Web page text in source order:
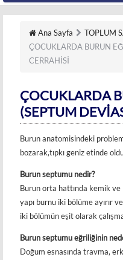
Ana Sayfa TOPLUM
ÇOCUKLARDA BURUN
CERRAHİSİ
ÇOCUKLARDA
(SEPTUM
Burun anatomisindeki
bozarak,tıpkı geniz etinde
Burun septumu nedir?
Burun orta hattında kemik ve
yapı burnu iki bölüme ayırır
iki bölümün eşit olarak
Burun septumu eğriliğinin
Doğum esnasında travma,